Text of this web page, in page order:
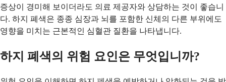
증상이 경미해 보이더라도 의료 제공자와 상담하는 것이 좋습니
다. 하지 폐색은 종종 심장과 뇌를 포함한 신체의 다른 부위에도
영향을 미치는 근본적인 심혈관 질환을 나타냅니다.
하지 폐색의 위험 요인은 무엇입니까?